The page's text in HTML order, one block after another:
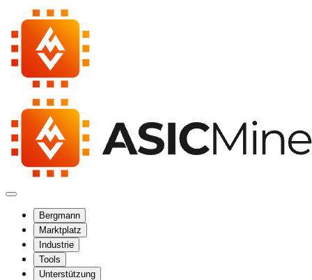
Bergmann
Marktplatz
Industrie
Tools
Unterstützung